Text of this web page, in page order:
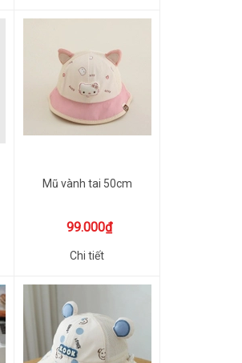
Mũ vành tai 50cm
99.000₫
Chi tiết